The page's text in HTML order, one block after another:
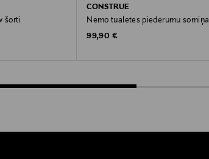
šorti
CONSTRUE
Nemo tualetes piederumu somiņa
Original Price
99,90 €